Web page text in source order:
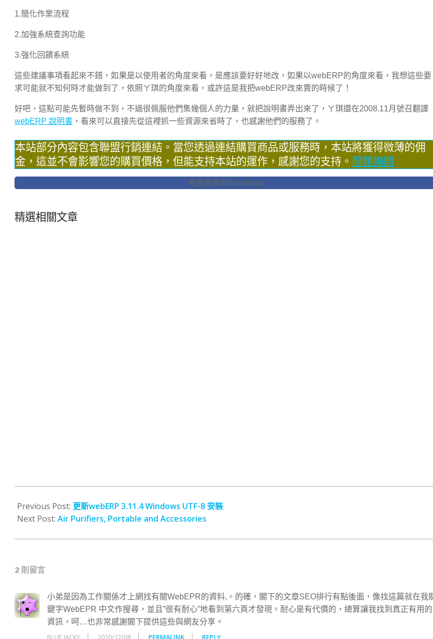
1.簡化作業流程
2.加強系統查詢功能
3.強化回饋系統
這些建議事項看起來不錯，如果是以使用者的角度來看，是應該要好好地改，如果以webERP的角度來看，我想這些要
求可能就不知何時才能做到了，依照ㄚ琪的角度來看，或許這是我把webERP改來賣的時候了！
好吧，這點可能先暫時做不到，不過很佩服他們集幾個人的力量，就把說明書弄出來了，ㄚ琪還在2008.11月號召翻譯
webERP 說明書 ，看來可以直接先從這裡抓一些資源來省時了，也感謝他們的服務了。
本站部分內容包含聯盟行銷連結。當您透過連結購買商品或服務時，本站將獲得微薄的佣
金，這並不會影響您的購買價格，但能支持本站的運作，感謝您的支持。 問題詢問
點我分享到Facebook
精選相關文章
09-
21
Previous Post: 更新webERP 3.11.4 Windows UTF-8 安裝
Next Post: Air Purifiers, Portable and Accessories
2 則留言
小弟是因為工作關係才上網找有關WebEPR的資料,。的確，閣下的文章SEO排行有點後面，像找這篇就在我
鍵字WebEPR 中文作搜尋，並且”很有耐心”地看到第六頁才發現。耐心是有代價的，總算讓我找到真正有用的
資訊，呵…也非常感謝閣下提供這些與網友分享。
BLUE JACKY 2010/12/08 PERMALINK REPLY